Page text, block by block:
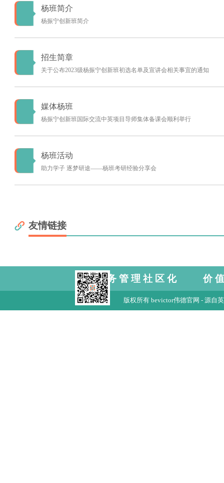
杨班简介
杨振宁创新班简介
招生简章
关于公布2023级杨振宁创新班初选名单及宣讲会相关事宜的通知
媒体杨班
杨振宁创新班国际交流中英项目导师集体备课会顺利举行
杨班活动
助力学子 逐梦研途——杨班考研经验分享会
友情链接
服务管理社区化 价
版权所有 bevictor伟德官网 - 源